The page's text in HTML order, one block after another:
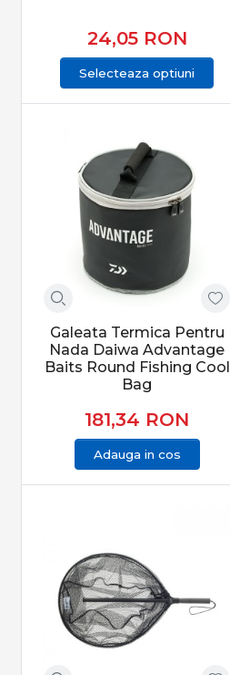
24,05 RON
Selecteaza optiuni
Galeata Termica Pentru
Nada Daiwa Advantage
Baits Round Fishing Cool
Bag
181,34 RON
Adauga in cos